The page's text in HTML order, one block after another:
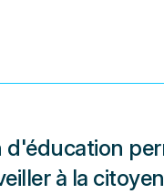
d'éducation
à la